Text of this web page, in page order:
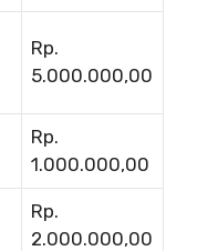
Rp.
5.000.000,00
Rp.
1.000.000,00
Rp.
2.000.000,00